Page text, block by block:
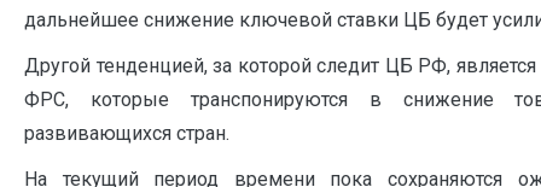
дальнейшее снижение ключевой ставки ЦБ будет
Другой тенденцией, за которой следит ЦБ РФ,
ФРС, которые транспонируются в снижение
развивающихся стран.
На текущий период времени пока сохраняются